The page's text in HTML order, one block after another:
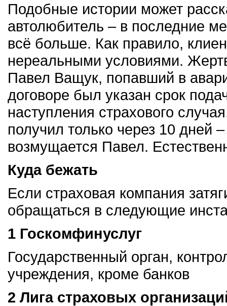
Подобные истории может
автолюбитель – в последние
всё больше. Как правило,
нереальными условиями.
Павел Ващук, попавший в
договоре был указан срок
наступления страхового
получил только через 10 дней
возмущается Павел.
Куда бежать
Если страховая компания
обращаться в следующие
1 Госкомфинуслуг
Государственный орган,
учреждения, кроме банков
2 Лига страховых